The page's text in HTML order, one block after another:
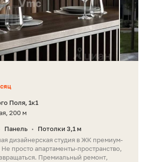
Поля, 1к1
200 м
Панель •
Потолки 3,1 м
дизайнерская студия в ЖК премиум-
Не просто апартаменты-пространство,
Премиальный ремонт,